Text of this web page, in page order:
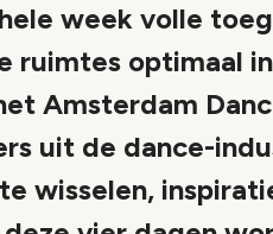
week volle
ruimtes optimaal
Amsterdam
uit de dance-
wisselen,